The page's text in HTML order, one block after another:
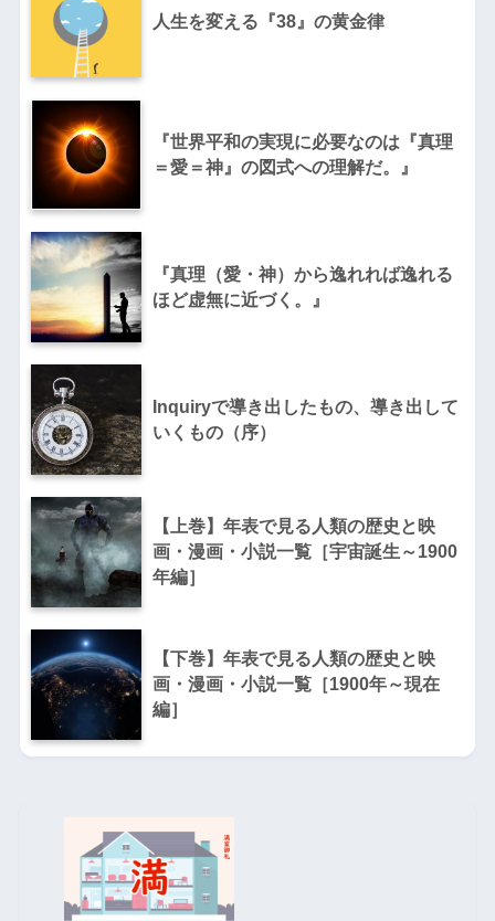
人生を変える『38』の黄金律
『世界平和の実現に必要なのは『真理
＝愛＝神』の図式への理解だ。』
『真理（愛・神）から逸れれば逸れる
ほど虚無に近づく。』
Inquiryで導き出したもの、導き出して
いくもの（序）
【上巻】年表で見る人類の歴史と映
画・漫画・小説一覧［宇宙誕生～1900
年編］
【下巻】年表で見る人類の歴史と映
画・漫画・小説一覧［1900年～現在
編］